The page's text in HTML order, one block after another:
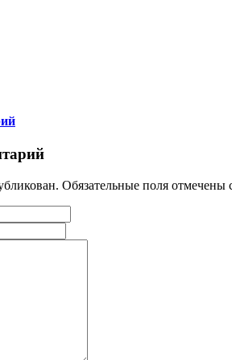
Обязательные поля отмечены